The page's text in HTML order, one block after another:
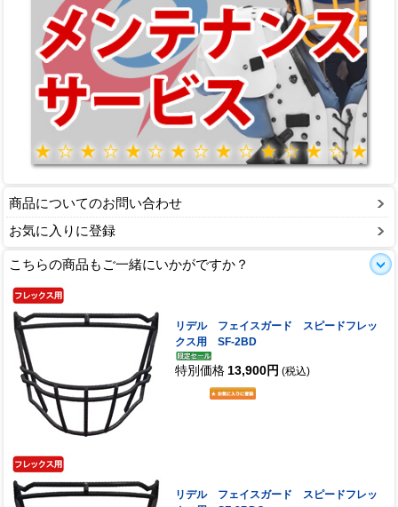
商品についてのお問い合わせ
お気に入りに登録
こちらの商品もご一緒にいかがですか？
リデル フェイスガード スピードフレッ
クス用 SF-2BD
特別価格 13,900円 (税込)
リデル フェイスガード スピードフレッ